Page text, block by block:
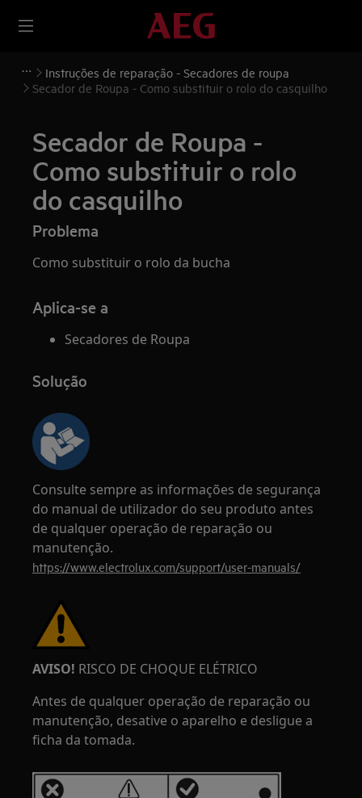
Instruções de reparação - Secadores de roupa
Secador de Roupa - Como substituir o rolo do casquilho
Secador de Roupa -
Como substituir o rolo
do casquilho
Problema
Como substituir o rolo da bucha
Aplica-se a
Secadores de Roupa
Solução
Consulte sempre as informações de segurança
do manual de utilizador do seu produto antes
de qualquer operação de reparação ou
manutenção.
https://www.electrolux.com/support/user-manuals/
AVISO! RISCO DE CHOQUE ELÉTRICO
Antes de qualquer operação de reparação ou
manutenção, desative o aparelho e desligue a
ficha da tomada.